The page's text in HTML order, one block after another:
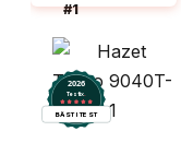
#1
2026
Testix.
BÄST I TEST